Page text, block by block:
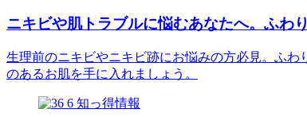
ニキビや肌トラブルに悩むあなたへ。ふわ
生理前のニキビやニキビ跡にお悩みの方必見。ふ
のあるお肌を手に入れましょう。
知っ得情報